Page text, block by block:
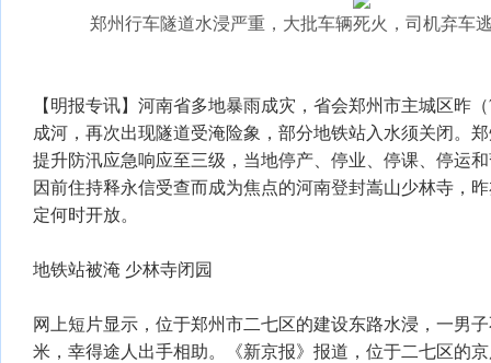
郑州行车隧道水浸严重，大批车辆死火，司机弃车
【明报专讯】河南省多地暴雨成灾，省会郑州市主城区昨
成河，再次出现隧道受淹险象，部分地铁站入水须关闭。
提升防汛应急响应至三级，当地停产、停业、停课、停运
因前住持释永信受查而成为焦点的河南登封嵩山少林寺，
定何时开放。
地铁站被淹 少林寺闭园
网上短片显示，位于郑州市二七区的建设东路水浸，一男
米，幸得途人出手相助。《新京报》报道，位于二七区的